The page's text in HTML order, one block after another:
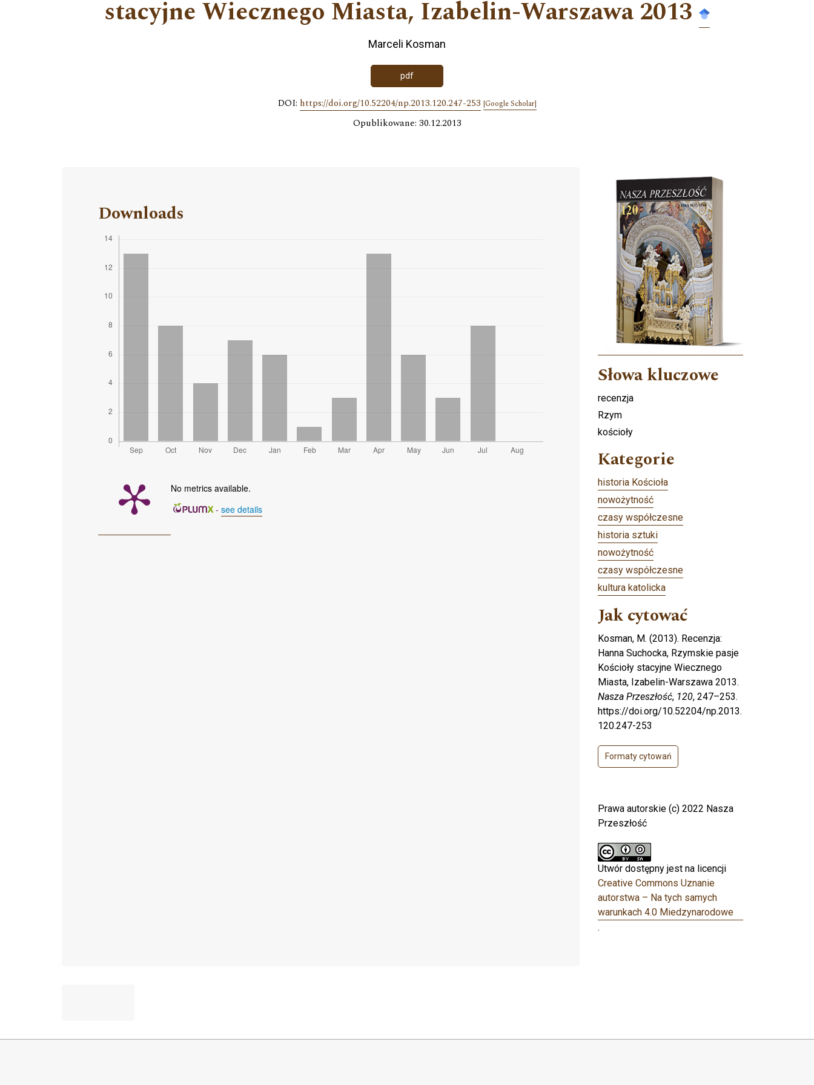
stacyjne Wiecznego Miasta, Izabelin-Warszawa 2013
Marceli Kosman
pdf
DOI: https://doi.org/10.52204/np.2013.120.247-253 [Google Scholar]
Opublikowane: 30.12.2013
Downloads
No metrics available.
- see details
Cover image
Słowa kluczowe
recenzja
Rzym
kościoły
Kategorie
historia Kościoła
nowożytność
czasy współczesne
historia sztuki
nowożytność
czasy współczesne
kultura katolicka
Jak cytować
Kosman, M. (2013). Recenzja:
Hanna Suchocka, Rzymskie pasje
Kościoły stacyjne Wiecznego
Miasta, Izabelin-Warszawa 2013.
Nasza Przeszłość, 120, 247–253.
https://doi.org/10.52204/np.2013.
120.247-253
Formaty cytowań
Prawa autorskie (c) 2022 Nasza
Przeszłość
Utwór dostępny jest na licencji
Creative Commons Uznanie
autorstwa – Na tych samych
warunkach 4.0 Miedzynarodowe
.